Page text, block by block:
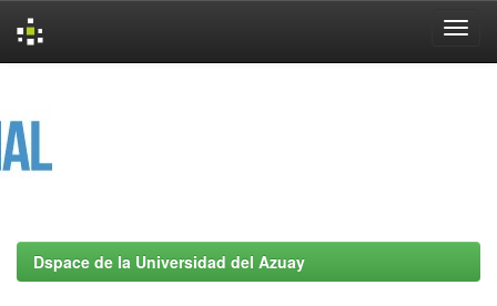
Dspace de la Universidad del Azuay